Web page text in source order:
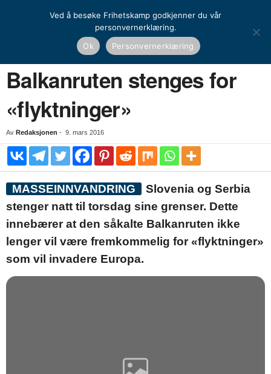
Balkanruten stenges for «flyktninger»
Balkanruten stenges for
«flyktninger»
Av Redaksjonen - 9. mars 2016
MASSEINNVANDRING
Slovenia og Serbia
stenger natt til torsdag sine grenser. Dette
innebærer at den såkalte Balkanruten ikke
lenger vil være fremkommelig for «flyktninger»
som vil invadere Europa.
Ved å besøke Frihetskamp godkjenner du vår
personvernerklæring.
Ok
Personvernerklæring